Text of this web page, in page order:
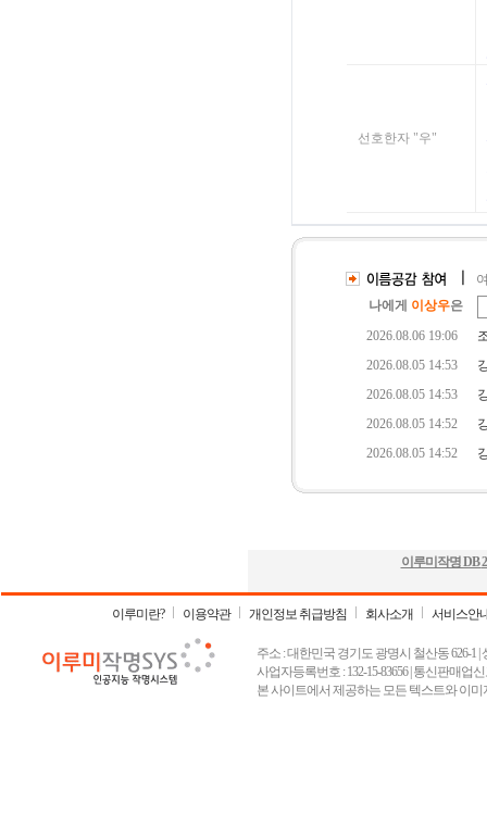
이루미작명 DB
이루미란? 이용약관 개인정보 취급방침 회사소개 서비스안
주소 : 대한민국 경기도 광명시 철산동 626-1 |
사업자등록번호 : 132-15-83656 | 통신판매업
본 사이트에서 제공하는 모든 텍스트와 이